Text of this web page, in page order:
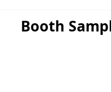
Booth